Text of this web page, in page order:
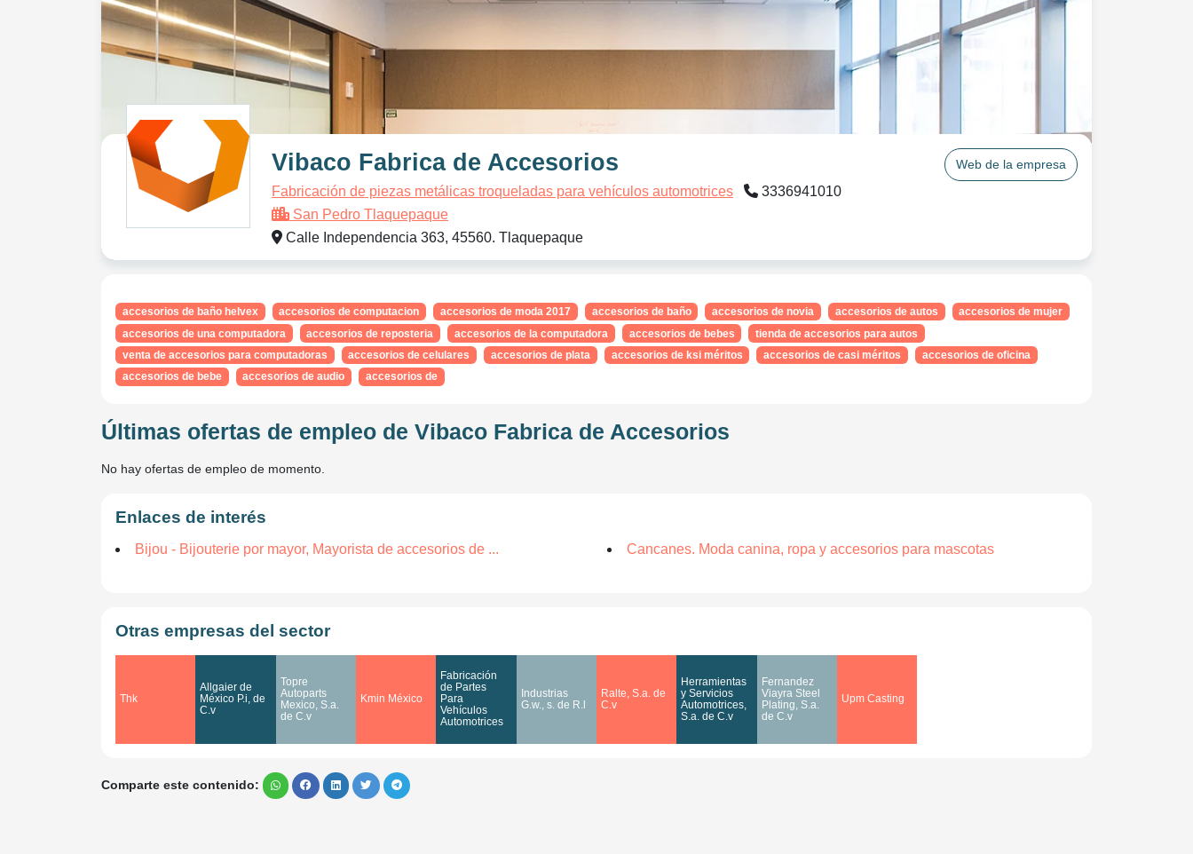
Vibaco Fabrica de Accesorios
Fabricación de piezas metálicas troqueladas para vehículos automotrices
3336941010
San Pedro Tlaquepaque
Calle Independencia 363, 45560. Tlaquepaque
Web de la empresa
accesorios de baño helvex accesorios de computacion accesorios de moda 2017 accesorios de baño accesorios de novia accesorios de autos
accesorios de mujer
accesorios de una computadora
accesorios de reposteria accesorios de la computadora accesorios de bebes
tienda de accesorios para autos
venta de accesorios para computadoras
accesorios de celulares accesorios de plata accesorios de ksi méritos accesorios de casi méritos
accesorios de oficina
accesorios de bebe
accesorios de audio accesorios de
Últimas ofertas de empleo de Vibaco Fabrica de Accesorios
No hay ofertas de empleo de momento.
Enlaces de interés
Bijou - Bijouterie por mayor, Mayorista de accesorios de ... Cancanes. Moda canina, ropa y accesorios para mascotas
Otras empresas del sector
Thk
Allgaier de
México P.i, de
C.v
Topre
Autoparts
Mexico, S.a.
de C.v
Kmin México
Fabricación
de Partes
Para
Vehículos
Automotrices
Industrias
G.w., s. de R.l
Ralte, S.a. de
C.v
Herramientas
y Servicios
Automotrices,
S.a. de C.v
Fernandez
Viayra Steel
Plating, S.a.
de C.v
Upm Casting
Comparte este contenido: